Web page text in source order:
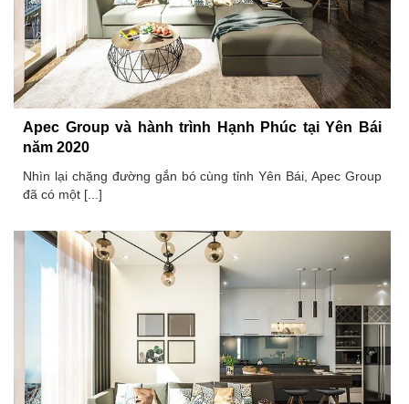
Apec Group và hành trình Hạnh Phúc tại Yên Bái
năm 2020
Nhìn lại chặng đường gắn bó cùng tỉnh Yên Bái, Apec Group
đã có một [...]